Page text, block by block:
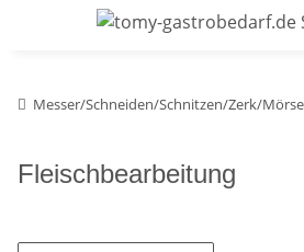
Messer/Schneiden/Schnitzen/Zerk/
Fleischbearbeitung